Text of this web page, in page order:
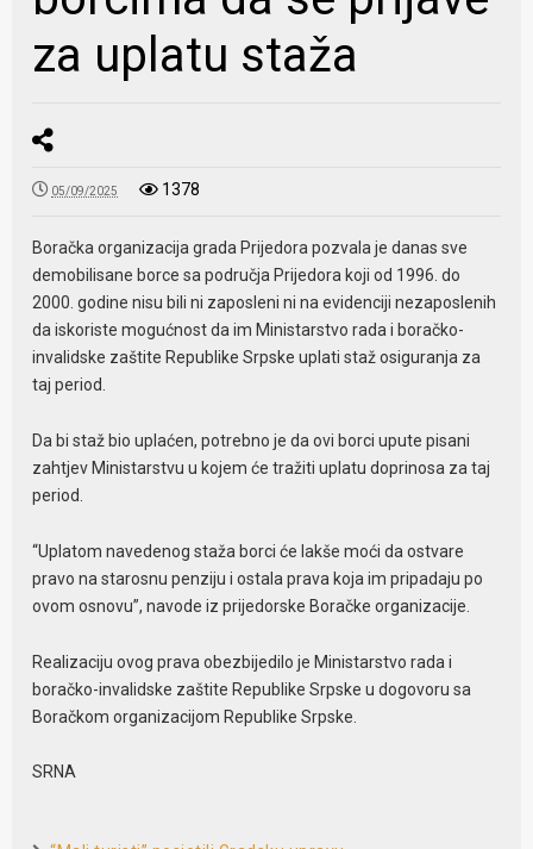
za uplatu staža
05/09/2025 1378
Boračka organizacija grada Prijedora pozvala je danas sve
demobilisane borce sa područja Prijedora koji od 1996. do
2000. godine nisu bili ni zaposleni ni na evidenciji nezaposlenih
da iskoriste mogućnost da im Ministarstvo rada i boračko-
invalidske zaštite Republike Srpske uplati staž osiguranja za
taj period.
Da bi staž bio uplaćen, potrebno je da ovi borci upute pisani
zahtjev Ministarstvu u kojem će tražiti uplatu doprinosa za taj
period.
“Uplatom navedenog staža borci će lakše moći da ostvare
pravo na starosnu penziju i ostala prava koja im pripadaju po
ovom osnovu”, navode iz prijedorske Boračke organizacije.
Realizaciju ovog prava obezbijedilo je Ministarstvo rada i
boračko-invalidske zaštite Republike Srpske u dogovoru sa
Boračkom organizacijom Republike Srpske.
SRNA